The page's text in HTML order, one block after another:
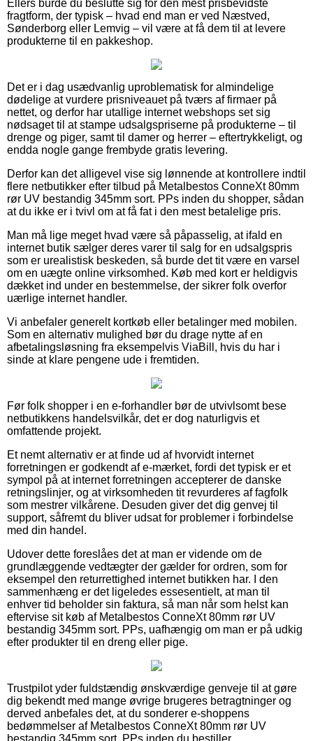
Ellers burde du beslutte sig for den mest prisbevidste
fragtform, der typisk – hvad end man er ved Næstved,
Sønderborg eller Lemvig – vil være at få dem til at levere
produkterne til en pakkeshop.
Det er i dag usædvanlig uproblematisk for almindelige
dødelige at vurdere prisniveauet på tværs af firmaer på
nettet, og derfor har utallige internet webshops set sig
nødsaget til at stampe udsalgspriserne på produkterne – til
drenge og piger, samt til damer og herrer – eftertrykkeligt, og
endda nogle gange frembyde gratis levering.
Derfor kan det alligevel vise sig lønnende at kontrollere indtil
flere netbutikker efter tilbud på Metalbestos ConneXt 80mm
rør UV bestandig 345mm sort. PPs inden du shopper, sådan
at du ikke er i tvivl om at få fat i den mest betalelige pris.
Man må lige meget hvad være så påpasselig, at ifald en
internet butik sælger deres varer til salg for en udsalgspris
som er urealistisk beskeden, så burde det tit være en varsel
om en uægte online virksomhed. Køb med kort er heldigvis
dækket ind under en bestemmelse, der sikrer folk overfor
uærlige internet handler.
Vi anbefaler generelt kortkøb eller betalinger med mobilen.
Som en alternativ mulighed bør du drage nytte af en
afbetalingsløsning fra eksempelvis ViaBill, hvis du har i
sinde at klare pengene ude i fremtiden.
Før folk shopper i en e-forhandler bør de utvivlsomt bese
netbutikkens handelsvilkår, det er dog naturligvis et
omfattende projekt.
Et nemt alternativ er at finde ud af hvorvidt internet
forretningen er godkendt af e-mærket, fordi det typisk er et
sympol på at internet forretningen accepterer de danske
retningslinjer, og at virksomheden tit revurderes af fagfolk
som mestrer vilkårene. Desuden giver det dig genvej til
support, såfremt du bliver udsat for problemer i forbindelse
med din handel.
Udover dette foreslåes det at man er vidende om de
grundlæggende vedtægter der gælder for ordren, som for
eksempel den returrettighed internet butikken har. I den
sammenhæng er det ligeledes essesentielt, at man til
enhver tid beholder sin faktura, så man når som helst kan
eftervise sit køb af Metalbestos ConneXt 80mm rør UV
bestandig 345mm sort. PPs, uafhængig om man er på udkig
efter produkter til en dreng eller pige.
Trustpilot yder fuldstændig ønskværdige genveje til at gøre
dig bekendt med mange øvrige brugeres betragtninger og
derved anbefales det, at du sonderer e-shoppens
bedømmelser af Metalbestos ConneXt 80mm rør UV
bestandig 345mm sort. PPs inden du bestiller.